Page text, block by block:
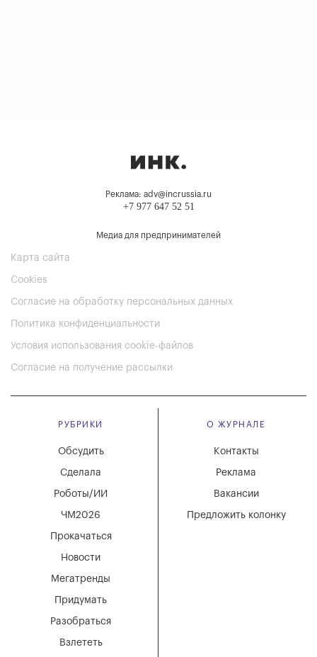
Реклама: adv@incrussia.ru
+7 977 647 52 51
Медиа для предпринимателей
Карта сайта
Cookies
Согласие на обработку персональных данных
Политика конфиденциальности
Условия использования cookie-файлов
Согласие на получение рассылки
РУБРИКИ
Мегатренды
Придумать
Разобраться
Взлететь
Новости
Обсудить
Сделала
Роботы/ИИ
ЧМ2026
Прокачаться
О ЖУРНАЛЕ
Вакансии
Реклама
Контакты
Предложить колонку